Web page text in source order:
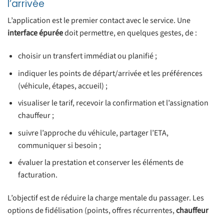
l’arrivée
L’application est le premier contact avec le service. Une
interface épuréedoit permettre, en quelques gestes, de :
choisir un transfert immédiat ou planifié ;
indiquer les points de départ/arrivée et les préférences
(véhicule, étapes, accueil) ;
visualiser le tarif, recevoir la confirmation et l’assignation
chauffeur ;
suivre l’approche du véhicule, partager l’ETA,
communiquer si besoin ;
évaluer la prestation et conserver les éléments de
facturation.
L’objectif est de réduire la charge mentale du passager. Les
options de fidélisation (points, offres récurrentes,chauffeur